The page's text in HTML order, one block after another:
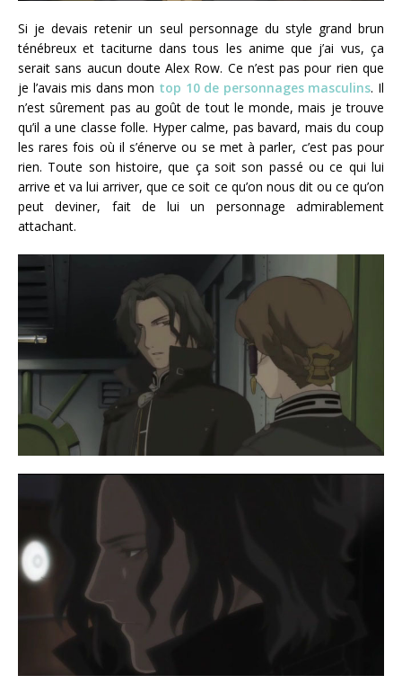
Si je devais retenir un seul personnage du style grand brun
ténébreux et taciturne dans tous les anime que j’ai vus, ça
serait sans aucun doute Alex Row. Ce n’est pas pour rien que
je l’avais mis dans mon top 10 de personnages masculins. Il
n’est sûrement pas au goût de tout le monde, mais je trouve
qu’il a une classe folle. Hyper calme, pas bavard, mais du coup
les rares fois où il s’énerve ou se met à parler, c’est pas pour
rien. Toute son histoire, que ça soit son passé ou ce qui lui
arrive et va lui arriver, que ce soit ce qu’on nous dit ou ce qu’on
peut deviner, fait de lui un personnage admirablement
attachant.